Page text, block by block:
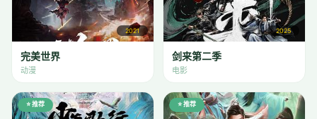
2021
完美世界
动漫
2025
剑来第二季
电影
⭐ 推荐 ⭐ 推荐